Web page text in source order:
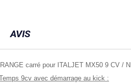
AVIS
carré pour ITALJET MX50 9 CV /
9cv avec démarrage au kick :